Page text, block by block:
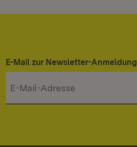
E-Mail zur Newsletter-Anmeldung